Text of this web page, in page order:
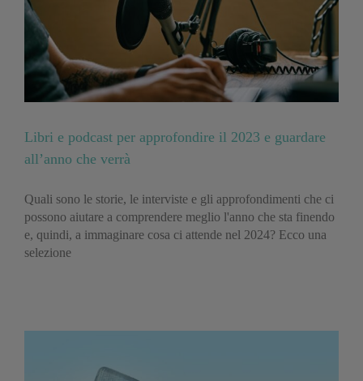
Libri e podcast per approfondire il 2023 e guardare
all’anno che verrà
Quali sono le storie, le interviste e gli approfondimenti che ci
possono aiutare a comprendere meglio l'anno che sta finendo
e, quindi, a immaginare cosa ci attende nel 2024? Ecco una
selezione